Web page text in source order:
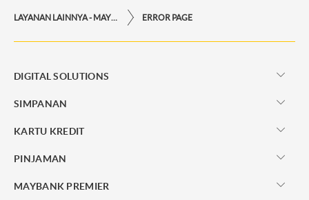
ERROR PAGE
DIGITAL SOLUTIONS
SIMPANAN
KARTU KREDIT
PINJAMAN
MAYBANK PREMIER